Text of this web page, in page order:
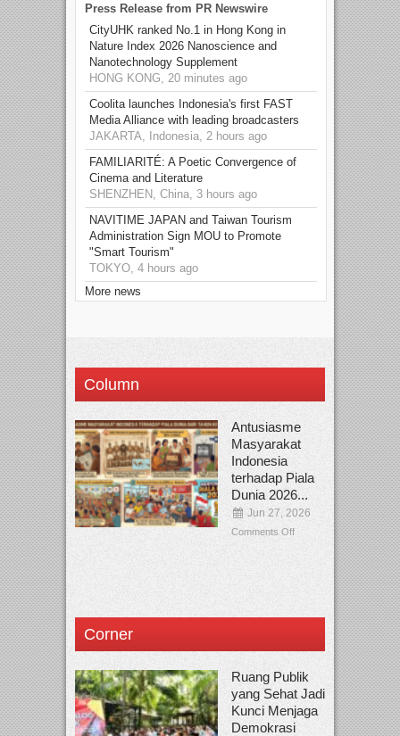
Press Release from PR Newswire
CityUHK ranked No.1 in Hong Kong in
Nature Index 2026 Nanoscience and
Nanotechnology Supplement
HONG KONG, 20 minutes ago
Coolita launches Indonesia's first FAST
Media Alliance with leading broadcasters
JAKARTA, Indonesia, 2 hours ago
FAMILIARITÉ: A Poetic Convergence of
Cinema and Literature
SHENZHEN, China, 3 hours ago
NAVITIME JAPAN and Taiwan Tourism
Administration Sign MOU to Promote
"Smart Tourism"
TOKYO, 4 hours ago
More news
Column
Antusiasme
Masyarakat
Indonesia
terhadap Piala
Dunia 2026...
Jun 27, 2026
Comments Off
Corner
Ruang Publik
yang Sehat Jadi
Kunci Menjaga
Demokrasi